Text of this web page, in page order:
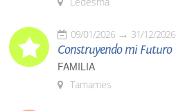
09/01/2026 31/12/2026
Construyendo mi Futuro
FAMILIA
Tamames